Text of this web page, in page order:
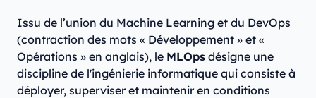
Issu de l’union du Machine Learning et du DevOps
(contraction des mots « Développement » et «
Opérations » en anglais), le MLOps désigne une
discipline de l'ingénierie informatique qui consiste à
déployer, superviser et maintenir en conditions